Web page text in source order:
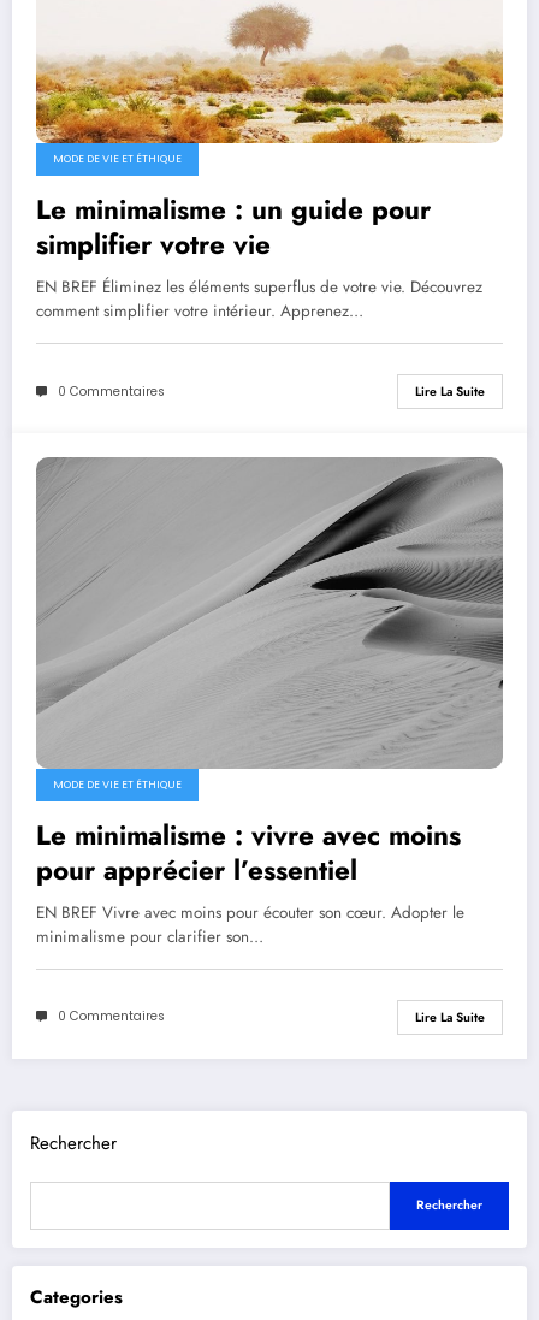
MODE DE VIE ET ÉTHIQUE
Le minimalisme : un guide pour
simplifier votre vie
EN BREF Éliminez les éléments superflus de votre vie. Découvrez
comment simplifier votre intérieur. Apprenez…
0 Commentaires Lire La Suite
MODE DE VIE ET ÉTHIQUE
Le minimalisme : vivre avec moins
pour apprécier l’essentiel
EN BREF Vivre avec moins pour écouter son cœur. Adopter le
minimalisme pour clarifier son…
0 Commentaires Lire La Suite
Rechercher
Rechercher
Categories